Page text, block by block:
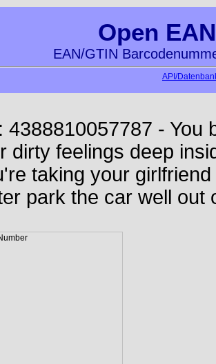
Open
EAN/GTIN
API/
4388810057787 - You
dirty feelings deep
taking your
park the car well out